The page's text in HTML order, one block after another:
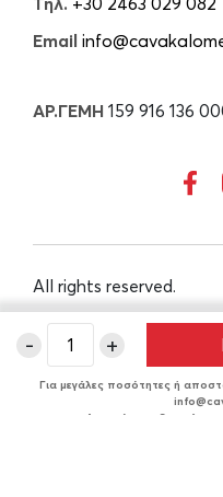
- +
Για μεγάλες ποσότητες ή
Δυνατότητα δωρεάν
Email
ΑΡ.ΓΕΜΗ 159 916 136
All rights reserved.